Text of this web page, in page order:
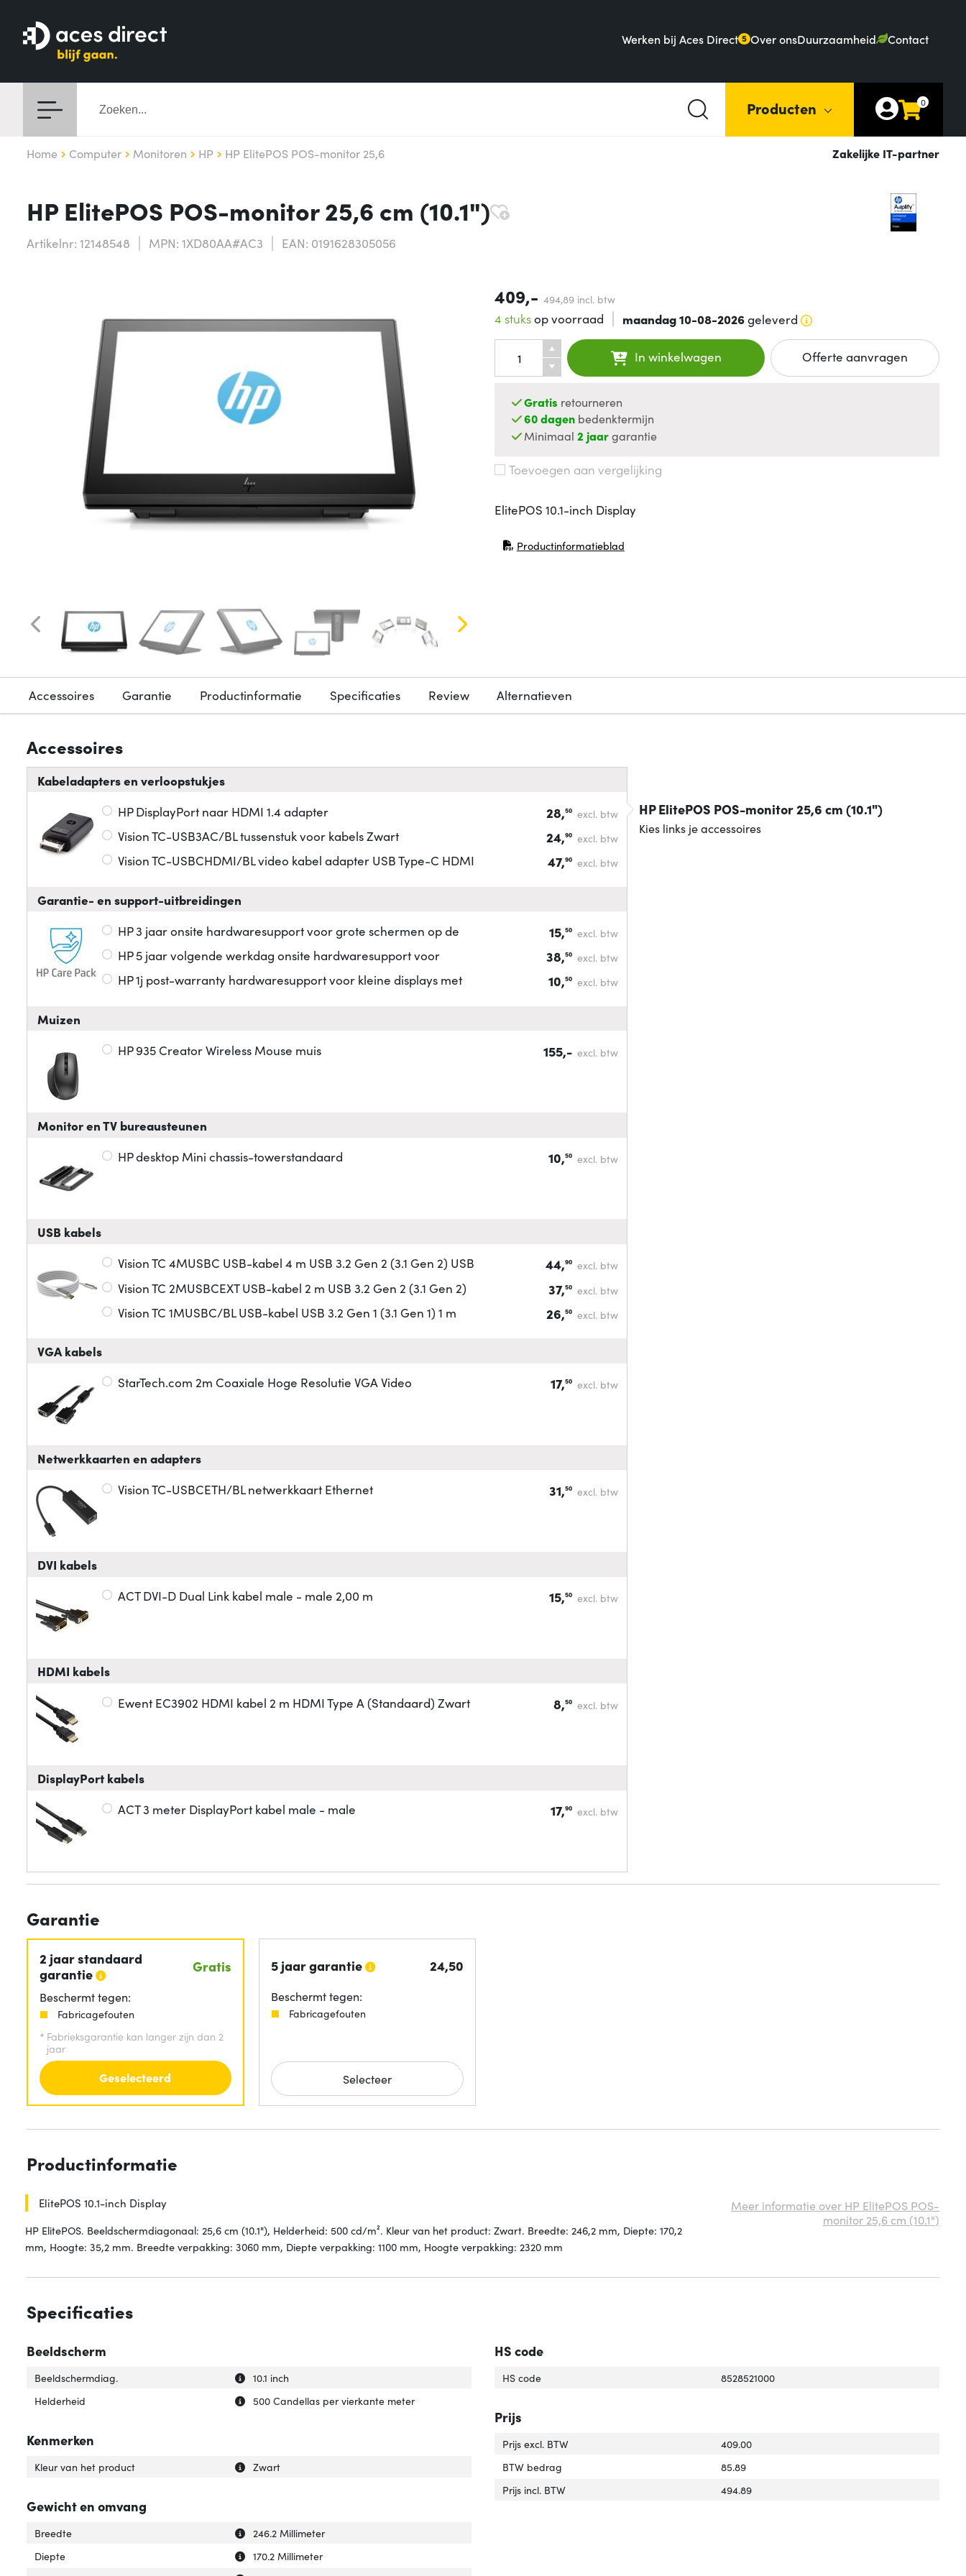
Werken bij Aces Direct 5 Over onsDuurzaamheid Contact
Producten 0
Home Computer Monitoren HP HP ElitePOS POS-monitor 25,6 Zakelijke IT-partner
HP ElitePOS POS-monitor 25,6 cm (10.1")
Artikelnr: 12148548 MPN: 1XD80AA#AC3 EAN: 0191628305056
409,- 494,89 incl. btw
4 stuksop voorraad maandag 10-08-2026geleverd
In winkelwagen Offerte aanvragen
Gratis retourneren
60 dagen bedenktermijn
Minimaal2 jaargarantie
Toevoegen aan vergelijking
ElitePOS 10.1-inch Display
Productinformatieblad
(opent in nieuw venster)
Accessoires Garantie Productinformatie Specificaties Review Alternatieven
Accessoires
Kabeladapters en verloopstukjes
HP DisplayPort naar HDMI 1.4 adapter 28,50 excl. btw
Vision TC-USB3AC/BL tussenstuk voor kabels Zwart 24,90 excl. btw
Vision TC-USBCHDMI/BL video kabel adapter USB Type-C HDMI 47,90 excl. btw
Garantie- en support-uitbreidingen
HP 3 jaar onsite hardwaresupport voor grote schermen op de 15,50 excl. btw
HP 5 jaar volgende werkdag onsite hardwaresupport voor 38,50 excl. btw
HP 1j post-warranty hardwaresupport voor kleine displays met 10,50 excl. btw
Muizen
HP 935 Creator Wireless Mouse muis 155,- excl. btw
Monitor en TV bureausteunen
HP desktop Mini chassis-towerstandaard 10,50 excl. btw
USB kabels
Vision TC 4MUSBC USB-kabel 4 m USB 3.2 Gen 2 (3.1 Gen 2) USB 44,90 excl. btw
Vision TC 2MUSBCEXT USB-kabel 2 m USB 3.2 Gen 2 (3.1 Gen 2) 37,50 excl. btw
Vision TC 1MUSBC/BL USB-kabel USB 3.2 Gen 1 (3.1 Gen 1) 1 m 26,50 excl. btw
VGA kabels
StarTech.com 2m Coaxiale Hoge Resolutie VGA Video 17,50 excl. btw
Netwerkkaarten en adapters
Vision TC-USBCETH/BL netwerkkaart Ethernet 31,50 excl. btw
DVI kabels
ACT DVI-D Dual Link kabel male - male 2,00 m 15,50 excl. btw
HDMI kabels
Ewent EC3902 HDMI kabel 2 m HDMI Type A (Standaard) Zwart 8,50 excl. btw
DisplayPort kabels
ACT 3 meter DisplayPort kabel male - male 17,90 excl. btw
HP ElitePOS POS-monitor 25,6 cm (10.1")
Kies links je accessoires
Garantie
2 jaar standaard
garantie
Gratis
Beschermt tegen:
Fabricagefouten
* Fabrieksgarantie kan langer zijn dan 2
jaar
Geselecteerd
5 jaar garantie 24,50
Beschermt tegen:
Fabricagefouten
Selecteer
Productinformatie
ElitePOS 10.1-inch Display
HP ElitePOS. Beeldschermdiagonaal: 25,6 cm (10.1"), Helderheid: 500 cd/m². Kleur van het product: Zwart. Breedte: 246,2 mm, Diepte: 170,2
mm, Hoogte: 35,2 mm. Breedte verpakking: 3060 mm, Diepte verpakking: 1100 mm, Hoogte verpakking: 2320 mm
Meer informatie over HP ElitePOS POS-
monitor 25,6 cm (10.1")
Specificaties
Beeldscherm
Uitleg over 'Beeldschermdiag.'
Verberg uitleg over 'Beeldschermdiag.'
Beeldschermdiag.
10.1 inch
Uitleg over 'Helderheid'
Verberg uitleg over 'Helderheid'
Helderheid 500 Candellas per vierkante meter
Kenmerken
Uitleg over 'Kleur van het product'
Verberg uitleg over 'Kleur van het product'
Kleur van het product Zwart
Gewicht en omvang
Uitleg over 'Breedte'
Verberg uitleg over 'Breedte'
Breedte
246.2 Millimeter
Uitleg over 'Diepte'
Verberg uitleg over 'Diepte'
Diepte
170.2 Millimeter
HS code
HS code 8528521000
Prijs
Prijs excl. BTW
409.00
BTW bedrag
85.89
Prijs incl. BTW
494.89